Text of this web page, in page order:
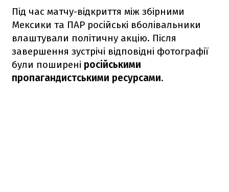
Під час матчу-відкриття між збірними
Мексики та ПАР російські вболівальники
влаштували політичну акцію. Після
завершення зустрічі відповідні фотографії
були поширені російськими
пропагандистськими ресурсами.